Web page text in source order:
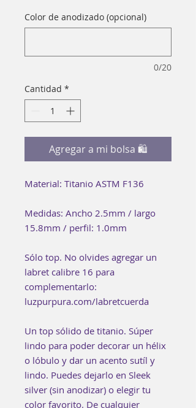
Color de anodizado (opcional)
0/20
Cantidad *
Agregar a mi bolsa 🛍
Material: Titanio ASTM F136
Medidas: Ancho 2.5mm / largo
15.8mm / perfil: 1.0mm
Sólo top. No olvides agregar un
labret calibre 16 para
complementarlo:
luzpurpura.com/labretcuerda
Un top sólido de titanio. Súper
lindo para poder decorar un hélix
o lóbulo y dar un acento sutíl y
lindo. Puedes dejarlo en Sleek
silver (sin anodizar) o elegir tu
color favorito. De cualquier